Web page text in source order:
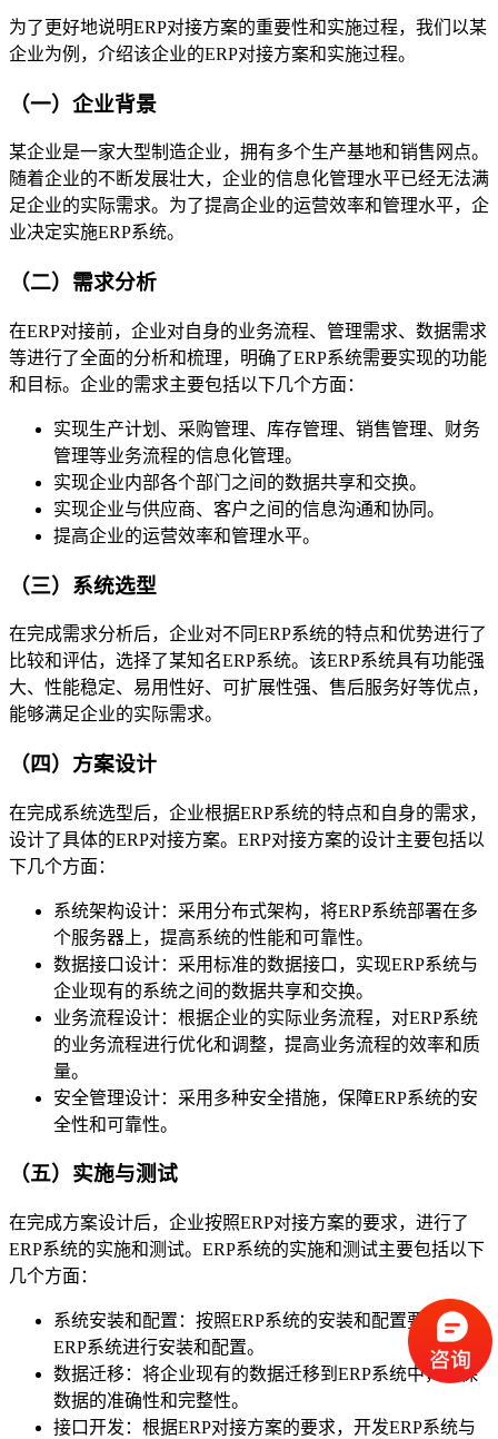
为了更好地说明ERP对接方案的重要性和实施过程，我们以某
企业为例，介绍该企业的ERP对接方案和实施过程。
（一）企业背景
某企业是一家大型制造企业，拥有多个生产基地和销售网点。
随着企业的不断发展壮大，企业的信息化管理水平已经无法满
足企业的实际需求。为了提高企业的运营效率和管理水平，企
业决定实施ERP系统。
（二）需求分析
在ERP对接前，企业对自身的业务流程、管理需求、数据需求
等进行了全面的分析和梳理，明确了ERP系统需要实现的功能
和目标。企业的需求主要包括以下几个方面：
实现生产计划、采购管理、库存管理、销售管理、财务
管理等业务流程的信息化管理。
实现企业内部各个部门之间的数据共享和交换。
实现企业与供应商、客户之间的信息沟通和协同。
提高企业的运营效率和管理水平。
（三）系统选型
在完成需求分析后，企业对不同ERP系统的特点和优势进行了
比较和评估，选择了某知名ERP系统。该ERP系统具有功能强
大、性能稳定、易用性好、可扩展性强、售后服务好等优点，
能够满足企业的实际需求。
（四）方案设计
在完成系统选型后，企业根据ERP系统的特点和自身的需求，
设计了具体的ERP对接方案。ERP对接方案的设计主要包括以
下几个方面：
系统架构设计：采用分布式架构，将ERP系统部署在多
个服务器上，提高系统的性能和可靠性。
数据接口设计：采用标准的数据接口，实现ERP系统与
企业现有的系统之间的数据共享和交换。
业务流程设计：根据企业的实际业务流程，对ERP系统
的业务流程进行优化和调整，提高业务流程的效率和质
量。
安全管理设计：采用多种安全措施，保障ERP系统的安
全性和可靠性。
（五）实施与测试
在完成方案设计后，企业按照ERP对接方案的要求，进行了
ERP系统的实施和测试。ERP系统的实施和测试主要包括以下
几个方面：
系统安装和配置：按照ERP系统的安装和配置要求，对
ERP系统进行安装和配置。
数据迁移：将企业现有的数据迁移到ERP系统中，确保
数据的准确性和完整性。
接口开发：根据ERP对接方案的要求，开发ERP系统与